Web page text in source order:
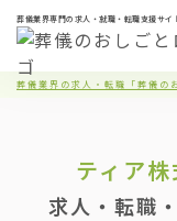
葬儀業界専門の求人・就職・転職支援サイ
葬儀業界の求人・転職「葬儀の
ティア
求人・転職